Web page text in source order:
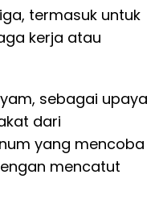
termasuk untuk
kerja atau
sebagai upaya
dari
yang mencoba
mencatut